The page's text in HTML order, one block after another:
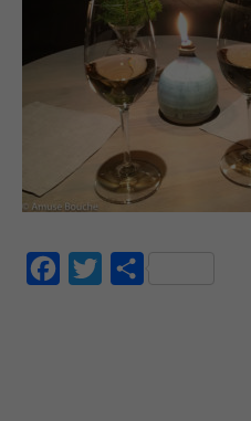
FacebookTwitter